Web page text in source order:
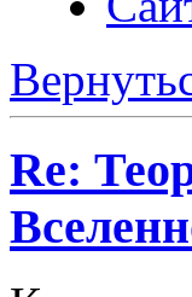
Re: